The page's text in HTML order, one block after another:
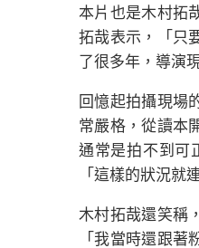
本片也是木村拓
拓哉表示，「只
了很多年，導演
回憶起拍攝現場
常嚴格，從讀本
通常是拍不到可
「這樣的狀況就
木村拓哉還笑稱
「我當時還跟